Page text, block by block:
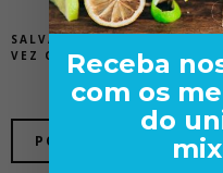
SALVAR MEUS DADOS
VEZ QUE EU COMENTAR.
Receba
com os
do